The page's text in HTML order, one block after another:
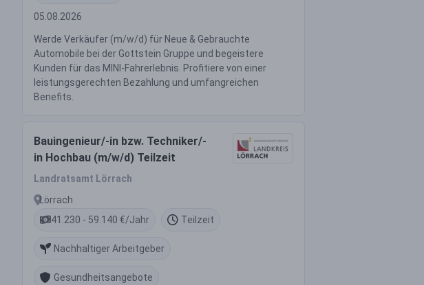
05.08.2026
Werde Verkäufer (m/w/d) für Neue & Gebrauchte
Automobile bei der Gottstein Gruppe und begeistere
Kunden für das MINI-Fahrerlebnis. Profitiere von einer
leistungsgerechten Bezahlung und umfangreichen
Benefits.
Bauingenieur/-in bzw. Techniker/-
in Hochbau (m/w/d) Teilzeit
Landratsamt Lörrach
Lörrach
41.230 - 59.140 €/Jahr
Teilzeit
Nachhaltiger Arbeitgeber
Gesundheitsangebote